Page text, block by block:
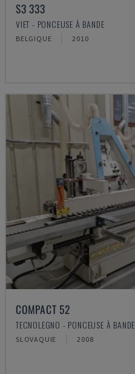
S3 333
VIET - PONCEUSE À BANDE
BELGIQUE 2010
COMPACT 52
TECNOLEGNO - PONCEUSE À BANDE
SLOVAQUIE 2008